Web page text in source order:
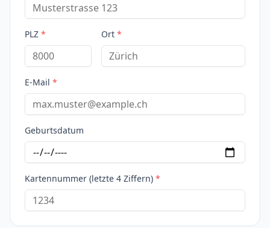
PLZ * Ort *
E-Mail *
Geburtsdatum
Kartennummer (letzte 4 Ziffern) *